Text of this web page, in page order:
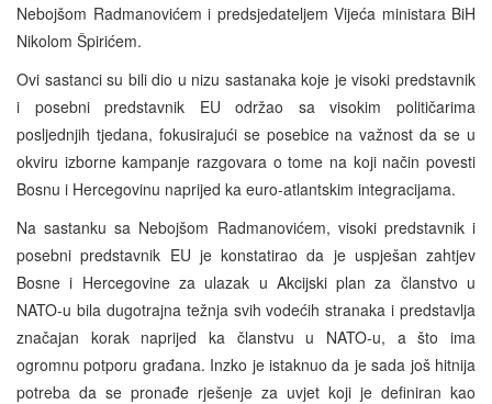
Nebojšom Radmanovićem i predsjedateljem Vijeća ministara BiH
Nikolom Špirićem.
Ovi sastanci su bili dio u nizu sastanaka koje je visoki predstavnik
i posebni predstavnik EU održao sa visokim političarima
posljednjih tjedana, fokusirajući se posebice na važnost da se u
okviru izborne kampanje razgovara o tome na koji način povesti
Bosnu i Hercegovinu naprijed ka euro-atlantskim integracijama.
Na sastanku sa Nebojšom Radmanovićem, visoki predstavnik i
posebni predstavnik EU je konstatirao da je uspješan zahtjev
Bosne i Hercegovine za ulazak u Akcijski plan za članstvo u
NATO-u bila dugotrajna težnja svih vodećih stranaka i predstavlja
značajan korak naprijed ka članstvu u NATO-u, a što ima
ogromnu potporu građana. Inzko je istaknuo da je sada još hitnija
potreba da se pronađe rješenje za uvjet koji je definiran kao